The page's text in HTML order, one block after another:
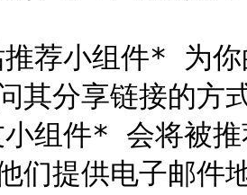
荐小组件* 为你
其分享链接的方
组件* 会将被
们提供电子邮件